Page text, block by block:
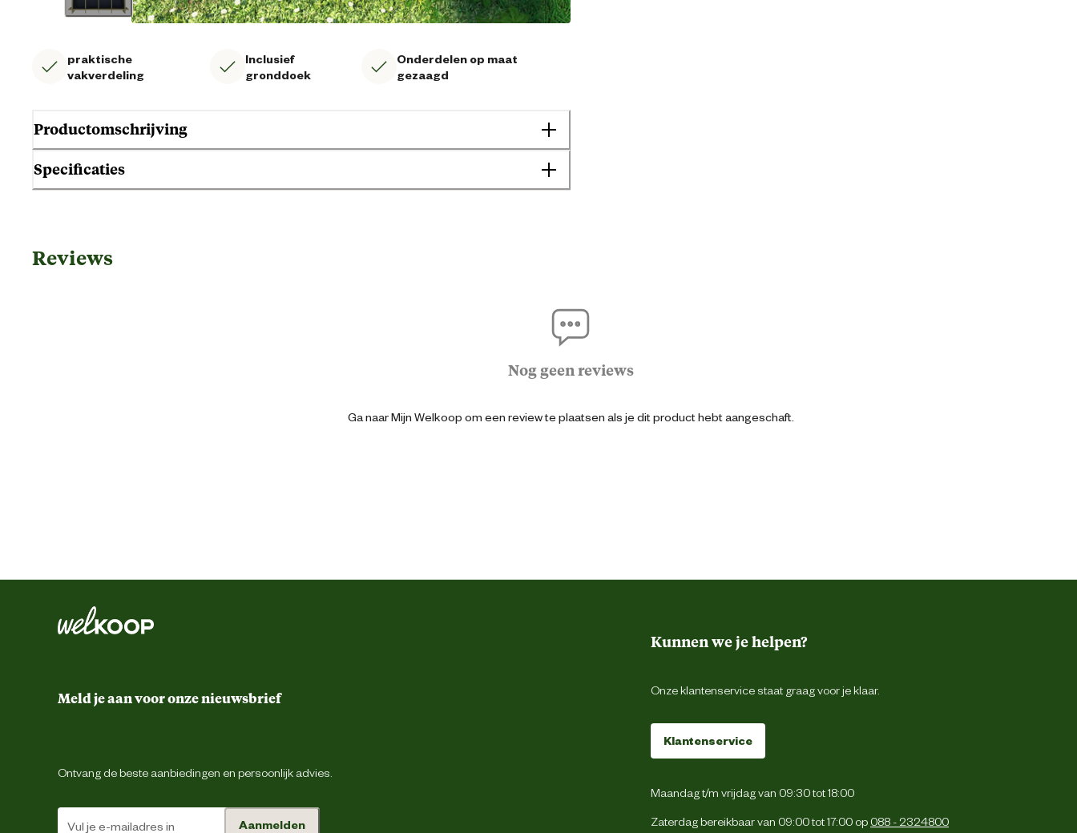
praktische
vakverdeling
Inclusief
gronddoek
Onderdelen op maat
gezaagd
Productomschrijving
Specificaties
Ean
Garantie
Reviews
Nog geen reviews
Ga naar Mijn Welkoop om een review te plaatsen als je dit product hebt aangeschaft.
Meld je aan voor onze nieuwsbrief
Ontvang de beste aanbiedingen en persoonlijk advies.
Aanmelden
Kunnen we je helpen?
Onze klantenservice staat graag voor je klaar.
Klantenservice
Maandag t/m vrijdag van 09:30 tot 18:00
Zaterdag bereikbaar van 09:00 tot 17:00 op 088 - 2324800